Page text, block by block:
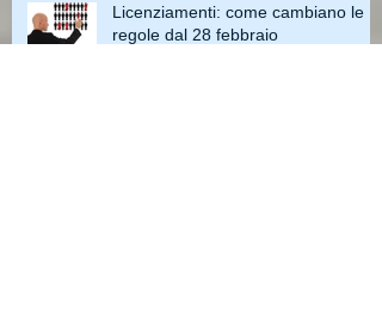
Licenziamenti: come cambiano le
regole dal 28 febbraio